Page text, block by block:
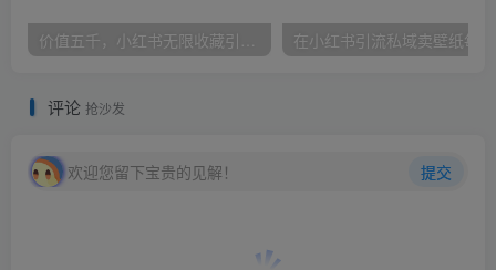
价值五千，小红书无限收藏引流创业粉，附采集协议【揭秘】
评论 抢沙发
欢迎您留下宝贵的见解！ 提交